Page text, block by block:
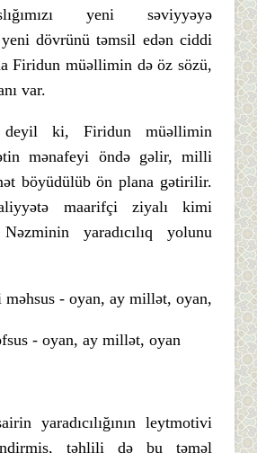
yeni səviyyəyə
yeni dövrünü təmsil edən ciddi
Firidun müəllimin də öz sözü,
var.
deyil ki, Firidun müəllimin
mənafeyi öndə gəlir, milli
böyüdülüb ön plana gətirilir.
maarifçi ziyalı kimi
yaradıcılıq yolunu
- oyan, ay millət, oyan,
- oyan, ay millət, oyan
yaradıcılığının leytmotivi
təhlili də bu təməl